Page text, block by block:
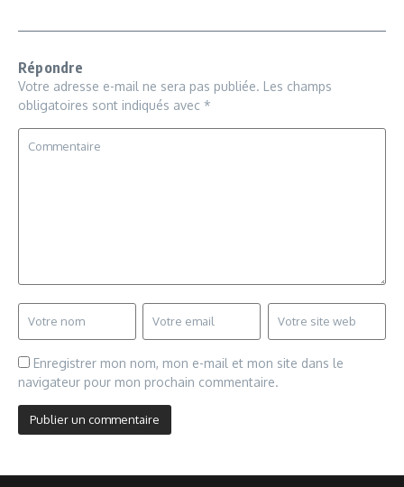
Répondre
Votre adresse e-mail ne sera pas publiée. Les champs
obligatoires sont indiqués avec *
Enregistrer mon nom, mon e-mail et mon site dans le
navigateur pour mon prochain commentaire.